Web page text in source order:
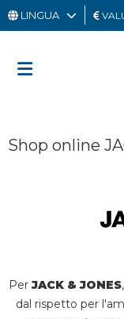
UOMO
CARD
LINGUA
Shop online
PerJACK & JONES
dal rispetto per